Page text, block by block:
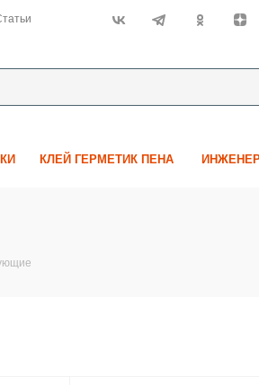
КЛЕЙ ГЕРМЕТИК ПЕНА